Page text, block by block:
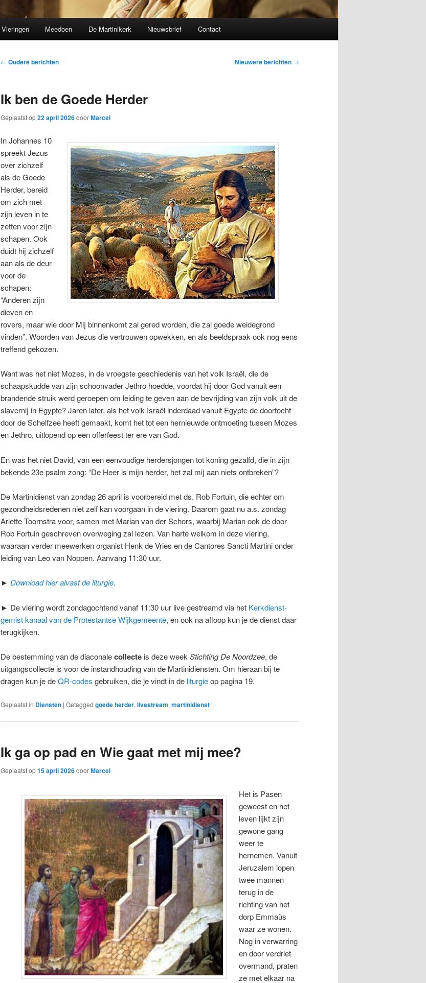
Vieringen Meedoen De Martinikerk Nieuwsbrief Contact
Bericht
← Oudere berichten Nieuwere berichten →
Ik ben de Goede Herder
Geplaatst op22 april 2026doorMarcel
In Johannes 10
spreekt Jezus
over zichzelf
als de Goede
Herder, bereid
om zich met
zijn leven in te
zetten voor zijn
schapen. Ook
duidt hij zichzelf
aan als de deur
voor de
schapen:
“Anderen zijn
dieven en
rovers, maar wie door Mij binnenkomt zal gered worden, die zal goede weidegrond
vinden”. Woorden van Jezus die vertrouwen opwekken, en als beeldspraak ook nog eens
treffend gekozen.
Want was het niet Mozes, in de vroegste geschiedenis van het volk Israël, die de
schaapskudde van zijn schoonvader Jethro hoedde, voordat hij door God vanuit een
brandende struik werd geroepen om leiding te geven aan de bevrijding van zijn volk uit de
slavernij in Egypte? Jaren later, als het volk Israël inderdaad vanuit Egypte de doortocht
door de Schelfzee heeft gemaakt, komt het tot een hernieuwde ontmoeting tussen Mozes
en Jethro, uitlopend op een offerfeest ter ere van God.
En was het niet David, van een eenvoudige herdersjongen tot koning gezalfd, die in zijn
bekende 23e psalm zong: “De Heer is mijn herder, het zal mij aan niets ontbreken”?
De Martinidienst van zondag 26 april is voorbereid met ds. Rob Fortuin, die echter om
gezondheidsredenen niet zelf kan voorgaan in de viering. Daarom gaat nu a.s. zondag
Arlette Toornstra voor, samen met Marian van der Schors, waarbij Marian ook de door
Rob Fortuin geschreven overweging zal lezen. Van harte welkom in deze viering,
waaraan verder meewerken organist Henk de Vries en de Cantores Sancti Martini onder
leiding van Leo van Noppen. Aanvang 11:30 uur.
► Download hier alvast de liturgie.
► De viering wordt zondagochtend vanaf 11:30 uur live gestreamd via het Kerkdienst-
gemist kanaal van de Protestantse Wijkgemeente, en ook na afloop kun je de dienst daar
terugkijken.
De bestemming van de diaconalecollecte is deze weekStichting De Noordzee, de
uitgangscollecte is voor de instandhouding van de Martinidiensten. Om hieraan bij te
dragen kun je deQR-codes gebruiken, die je vindt in de liturgieop pagina 19.
Geplaatst in Diensten | Getagged goede herder, livestream, martinidienst
Ik ga op pad en Wie gaat met mij mee?
Geplaatst op15 april 2026doorMarcel
Het is Pasen
geweest en het
leven lijkt zijn
gewone gang
weer te
hernemen. Vanuit
Jeruzalem lopen
twee mannen
terug in de
richting van het
dorp Emmaüs
waar ze wonen.
Nog in verwarring
en door verdriet
overmand, praten
ze met elkaar na